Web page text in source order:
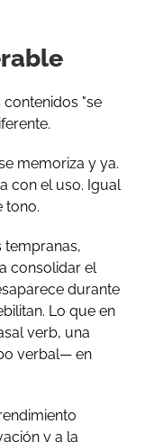
"se
memoriza y ya.
con el uso. Igual
tono.
tempranas,
consolidar el
durante
Lo que en
verb, una
verbal— en
y a la